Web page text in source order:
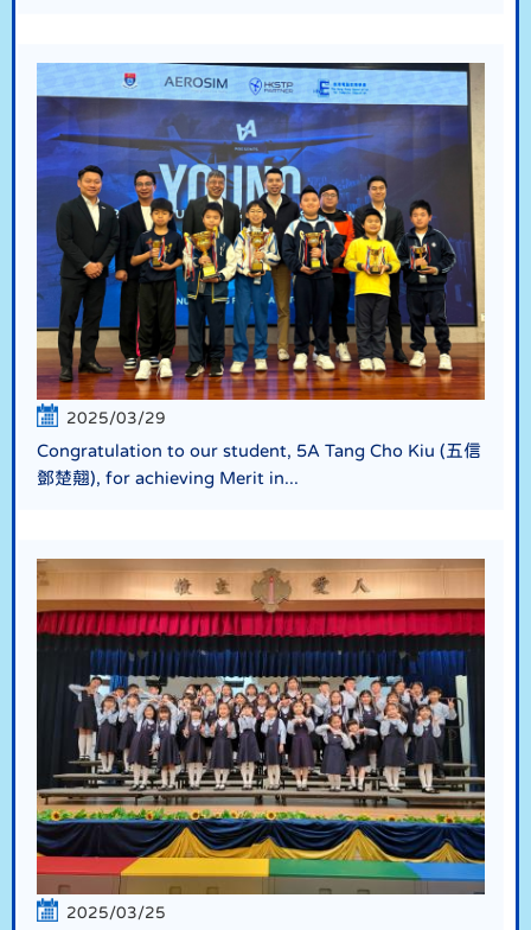
2025/03/29
Congratulation to our student, 5A Tang Cho Kiu (五信
鄧楚翹), for achieving Merit in...
2025/03/25